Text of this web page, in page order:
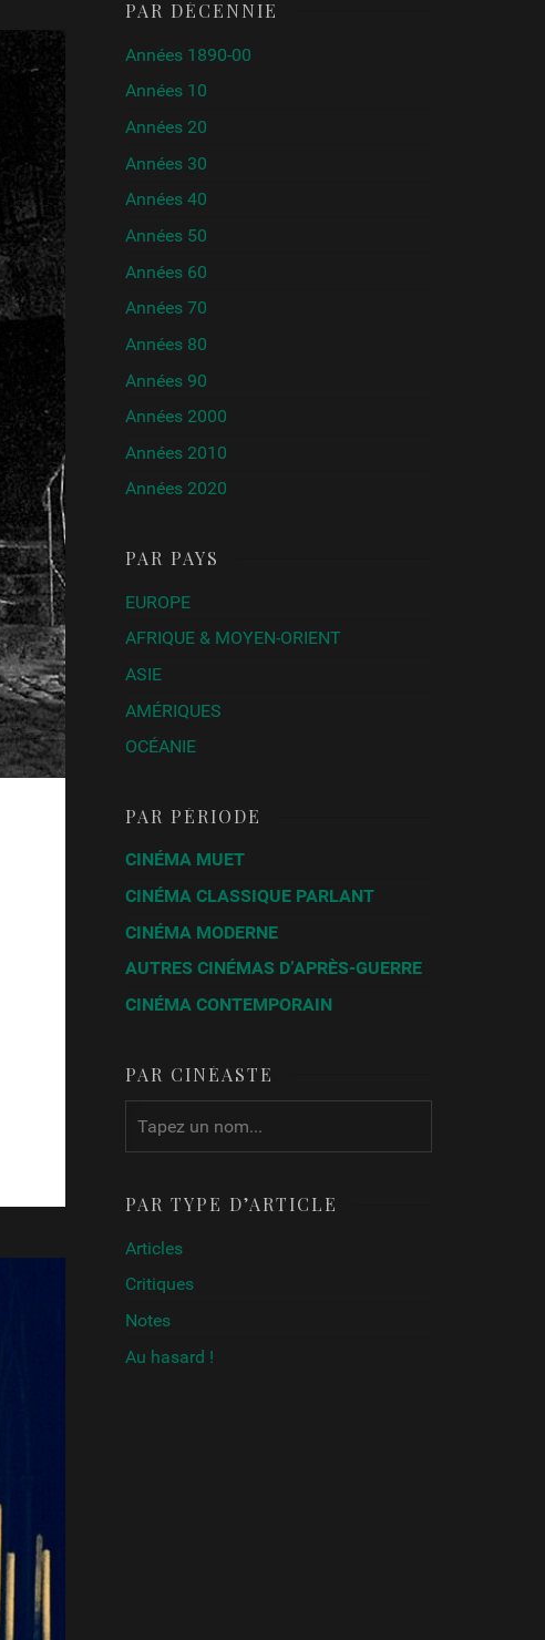
PAR DÉCENNIE
Années 1890-00
Années 10
Années 20
Années 30
Années 40
Années 50
Années 60
Années 70
Années 80
Années 90
Années 2000
Années 2010
Années 2020
PAR PAYS
EUROPE
AFRIQUE & MOYEN-ORIENT
ASIE
AMÉRIQUES
OCÉANIE
PAR PÉRIODE
CINÉMA MUET
CINÉMA CLASSIQUE PARLANT
CINÉMA MODERNE
AUTRES CINÉMAS D’APRÈS-GUERRE
CINÉMA CONTEMPORAIN
PAR CINÉASTE
PAR TYPE D’ARTICLE
Articles
Critiques
Notes
Au hasard !